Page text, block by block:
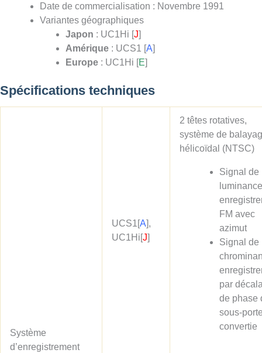
Date de commercialisation : Novembre 1991
Variantes géographiques
Japon : UC1Hi [J]
Amérique : UCS1 [A]
Europe : UC1Hi [E]
Spécifications techniques
Système
d’enregistrement
UCS1[A],
UC1Hi[J]
2 têtes rotatives,
système de
hélicoïdal (NTSC)
Signal de
FM avec
azimut
Signal de
par
de phase
sous-
convertie